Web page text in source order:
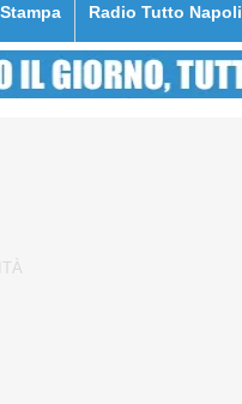
Radio Tutto Napoli